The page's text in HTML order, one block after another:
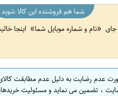
شما هم فروشنده این کالا شوید
جای
نام و شماره موبایل شما اینجا
عدم رضایت به دلیل عدم مطابقت
، تضمین می نماید و مسئولیت